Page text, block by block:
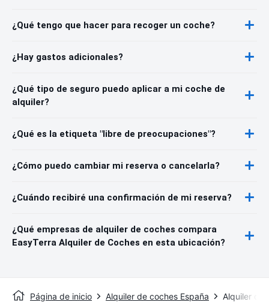
¿Qué tengo que hacer para recoger un coche?
¿Hay gastos adicionales?
¿Qué tipo de seguro puedo aplicar a mi coche de
alquiler?
¿Qué es la etiqueta "libre de preocupaciones"?
¿Cómo puedo cambiar mi reserva o cancelarla?
¿Cuándo recibiré una confirmación de mi reserva?
¿Qué empresas de alquiler de coches compara
EasyTerra Alquiler de Coches en esta ubicación?
Página de inicio Alquiler de coches España Alquiler de